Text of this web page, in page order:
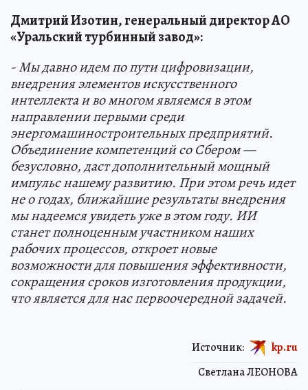
Дмитрий Изотин, генеральный директор АО
«Уральский турбинный завод»:
- Мы давно идем по пути цифровизации,
внедрения элементов искусственного
интеллекта и во многом являемся в этом
направлении первыми среди
энергомашиностроительных предприятий.
Объединение компетенций со Сбером —
безусловно, даст дополнительный мощный
импульс нашему развитию. При этом речь идет
не о годах, ближайшие результаты внедрения
мы надеемся увидеть уже в этом году. ИИ
станет полноценным участником наших
рабочих процессов, откроет новые
возможности для повышения эффективности,
сокращения сроков изготовления продукции,
что является для нас первоочередной задачей.
Светлана ЛЕОНОВА
Источник: kp.ru